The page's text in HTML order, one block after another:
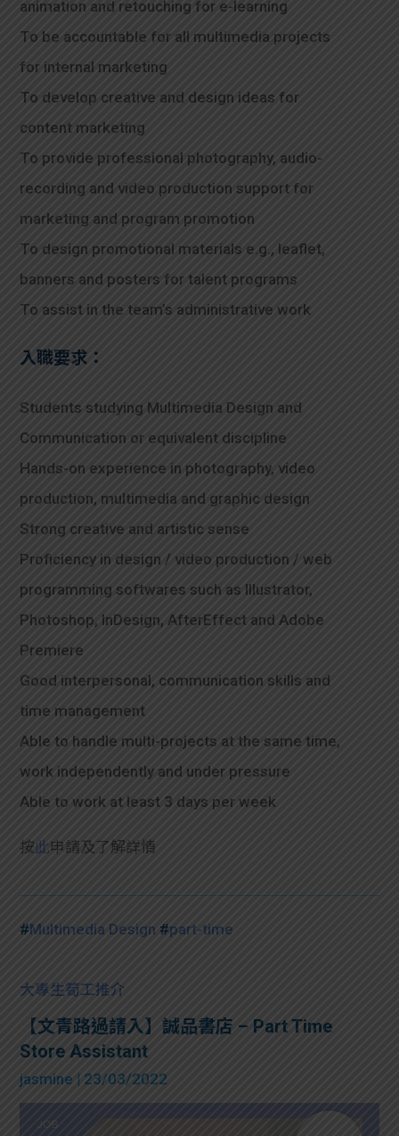
animation and retouching for e-learning
To be accountable for all multimedia projects
for internal marketing
To develop creative and design ideas for
content marketing
To provide professional photography, audio-
recording and video production support for
marketing and program promotion
To design promotional materials e.g., leaflet,
banners and posters for talent programs
To assist in the team’s administrative work
入職要求：
Students studying Multimedia Design and
Communication or equivalent discipline
Hands-on experience in photography, video
production, multimedia and graphic design
Strong creative and artistic sense
Proficiency in design / video production / web
programming softwares such as Illustrator,
Photoshop, InDesign, AfterEffect and Adobe
Premiere
Good interpersonal, communication skills and
time management
Able to handle multi-projects at the same time,
work independently and under pressure
Able to work at least 3 days per week
按此申請及了解詳情
#Multimedia Design #part-time
大專生筍工推介
【文青路過請入】誠品書店 – Part Time
Store Assistant
jasmine | 23/03/2022